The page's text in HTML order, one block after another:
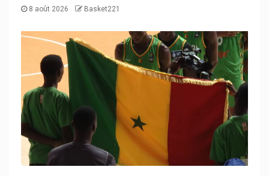
8 août 2026 Basket221